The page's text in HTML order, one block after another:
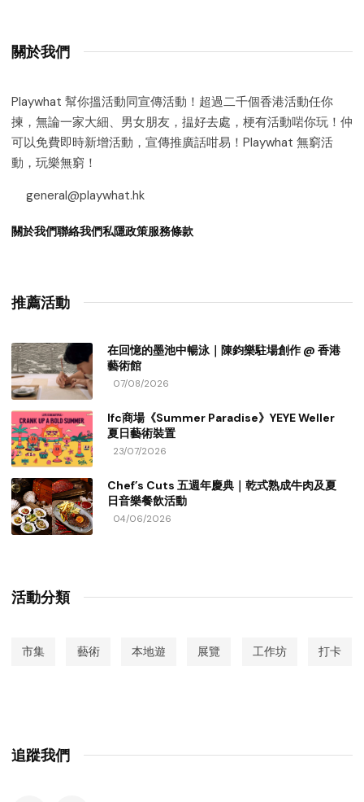
關於我們
Playwhat 幫你搵活動同宣傳活動！超過二千個香港活動任你
揀，無論一家大細、男女朋友，揾好去處，梗有活動啱你玩！仲
可以免費即時新增活動，宣傳推廣話咁易！Playwhat 無窮活
動，玩樂無窮！
general@playwhat.hk
關於我們聯絡我們私隱政策服務條款
推薦活動
在回憶的墨池中暢泳｜陳鈞樂駐場創作 @ 香港
藝術館
07/08/2026
Ifc商場《Summer Paradise》YEYE Weller
夏日藝術裝置
23/07/2026
Chef’s Cuts 五週年慶典｜乾式熟成牛肉及夏
日音樂餐飲活動
04/06/2026
活動分類
市集 藝術 本地遊 展覽 工作坊 打卡
追蹤我們